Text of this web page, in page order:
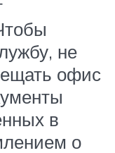
не
офис
в
о